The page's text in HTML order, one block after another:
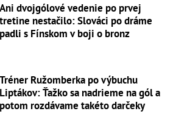
Ani dvojgólové vedenie po prvej
tretine nestačilo: Slováci po dráme
padli s Fínskom v boji o bronz
Tréner Ružomberka po výbuchu
Liptákov: Ťažko sa nadrieme na gól a
potom rozdávame takéto darčeky